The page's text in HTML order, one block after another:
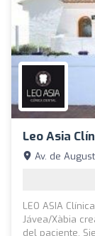
Leo Asia
Av. de
LEO ASIA
Jávea/Xàbia
del paciente.